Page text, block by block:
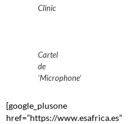
Clinic
Cartel
de
‘Microphone’
[google_plusone
href=”https://www.esafrica.es”